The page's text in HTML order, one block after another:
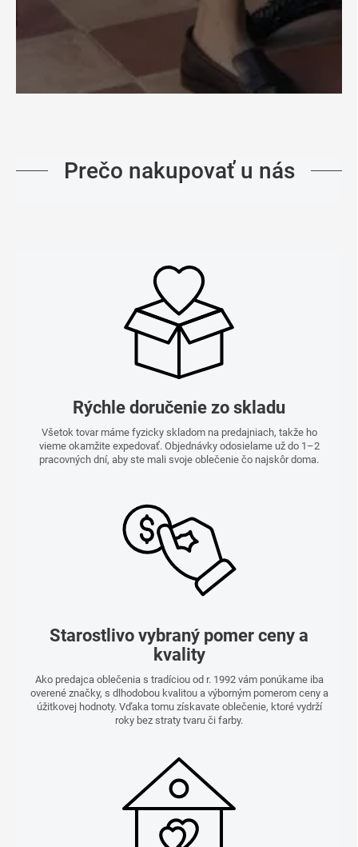
Prečo nakupovať u nás
Rýchle doručenie zo skladu
Všetok tovar máme fyzicky skladom na predajniach, takže ho
vieme okamžite expedovať. Objednávky odosielame už do 1–2
pracovných dní, aby ste mali svoje oblečenie čo najskôr doma.
Starostlivo vybraný pomer ceny a
kvality
Ako predajca oblečenia s tradíciou od r. 1992 vám ponúkame iba
overené značky, s dlhodobou kvalitou a výborným pomerom ceny a
úžitkovej hodnoty. Vďaka tomu získavate oblečenie, ktoré vydrží
roky bez straty tvaru či farby.